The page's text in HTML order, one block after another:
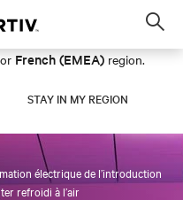
French (EMEA) region.
STAY IN MY REGION
électrique de l’introduction
refroidi à l’air